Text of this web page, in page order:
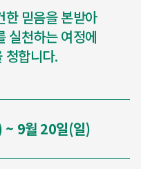
한 믿음을 본받아
실천하는 여정에
청합니다.
9월 20일(일)